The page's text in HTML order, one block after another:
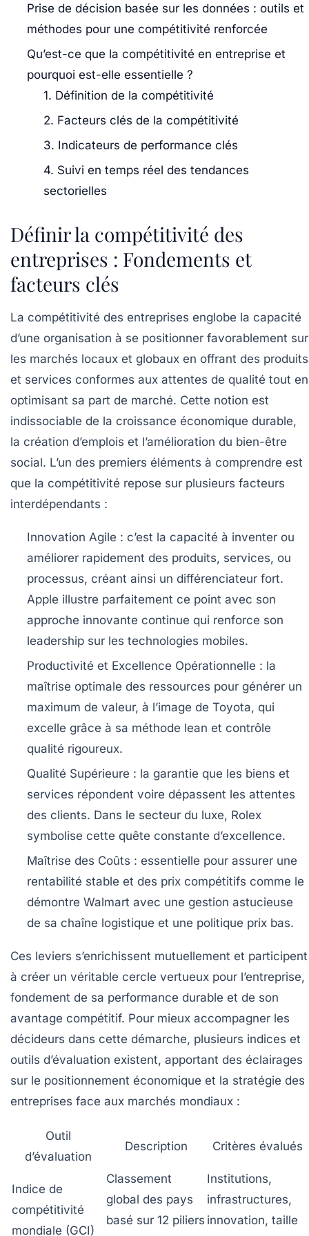
Prise de décision basée sur les données : outils et
méthodes pour une compétitivité renforcée
Qu’est-ce que la compétitivité en entreprise et
pourquoi est-elle essentielle ?
1. Définition de la compétitivité
2. Facteurs clés de la compétitivité
3. Indicateurs de performance clés
4. Suivi en temps réel des tendances
sectorielles
Définir la compétitivité des
entreprises : Fondements et
facteurs clés
La compétitivité des entreprises englobe la capacité
d’une organisation à se positionner favorablement sur
les marchés locaux et globaux en offrant des produits
et services conformes aux attentes de qualité tout en
optimisant sa part de marché. Cette notion est
indissociable de la croissance économique durable,
la création d’emplois et l’amélioration du bien-être
social. L’un des premiers éléments à comprendre est
que la compétitivité repose sur plusieurs facteurs
interdépendants :
Innovation Agile : c’est la capacité à inventer ou
améliorer rapidement des produits, services, ou
processus, créant ainsi un différenciateur fort.
Apple illustre parfaitement ce point avec son
approche innovante continue qui renforce son
leadership sur les technologies mobiles.
Productivité et Excellence Opérationnelle : la
maîtrise optimale des ressources pour générer un
maximum de valeur, à l’image de Toyota, qui
excelle grâce à sa méthode lean et contrôle
qualité rigoureux.
Qualité Supérieure : la garantie que les biens et
services répondent voire dépassent les attentes
des clients. Dans le secteur du luxe, Rolex
symbolise cette quête constante d’excellence.
Maîtrise des Coûts : essentielle pour assurer une
rentabilité stable et des prix compétitifs comme le
démontre Walmart avec une gestion astucieuse
de sa chaîne logistique et une politique prix bas.
Ces leviers s’enrichissent mutuellement et participent
à créer un véritable cercle vertueux pour l’entreprise,
fondement de sa performance durable et de son
avantage compétitif. Pour mieux accompagner les
décideurs dans cette démarche, plusieurs indices et
outils d’évaluation existent, apportant des éclairages
sur le positionnement économique et la stratégie des
entreprises face aux marchés mondiaux :
Outil
d’évaluation
Description Critères évalués
Indice de
compétitivité
mondiale (GCI)
Classement
global des pays
basé sur 12 piliers
Institutions,
infrastructures,
innovation, taille